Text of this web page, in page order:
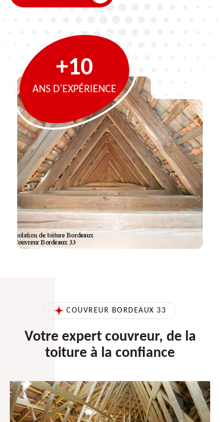
+10
ANS D'EXPÉRIENCE
COUVREUR BORDEAUX 33
Votre expert couvreur, de la
toiture à la confiance